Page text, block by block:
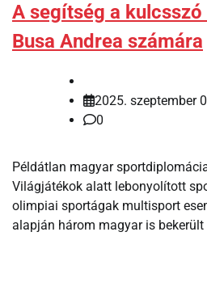
A segítség a
Busa Andrea számára
2025. szeptember
0
Példátlan magyar
Világjátékok alatt lebonyolított
olimpiai sportágak multisport
alapján három magyar is bekerült